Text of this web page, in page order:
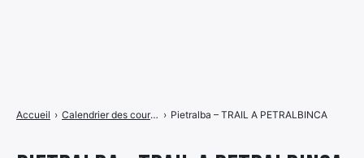
Accueil › Calendrier des courses › Pietralba – TRAIL A PETRALBINCA